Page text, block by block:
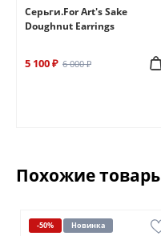
Серьги.For Art's Sake
Doughnut Earrings
5 100 ₽ 6 000 ₽
Похожие
-50% Новинка